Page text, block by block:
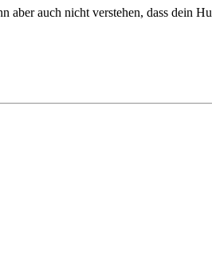
aber auch nicht verstehen, dass